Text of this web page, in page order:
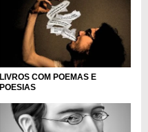
LIVROS COM POEMAS E
POESIAS